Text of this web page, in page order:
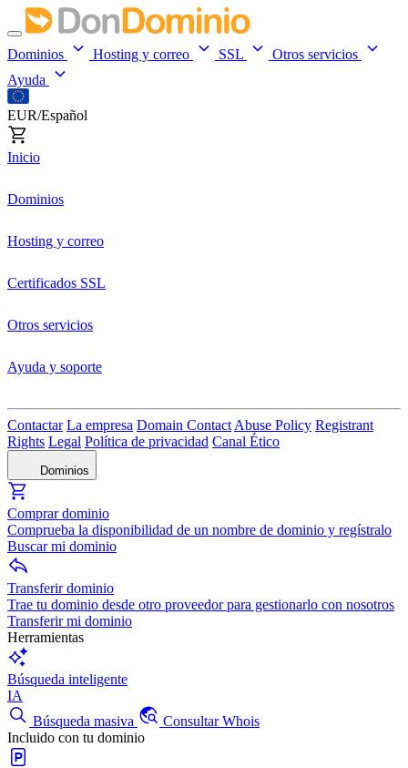
Dominios Hosting y correo SSL
Otros servicios
Ayuda
EUR/Español
Inicio
Dominios
Hosting y correo
Certificados SSL
Otros servicios
Ayuda y soporte
Contactar La empresa Domain Contact Abuse Policy Registrant
Rights Legal Política de privacidad Canal Ético
Dominios
Comprar dominio
Comprueba la disponibilidad de un nombre de dominio y regístralo
Buscar mi dominio
Transferir dominio
Trae tu dominio desde otro proveedor para gestionarlo con nosotros
Transferir mi dominio
Herramientas
Búsqueda inteligente
IA
Búsqueda masiva
Consultar Whois
Incluido con tu dominio